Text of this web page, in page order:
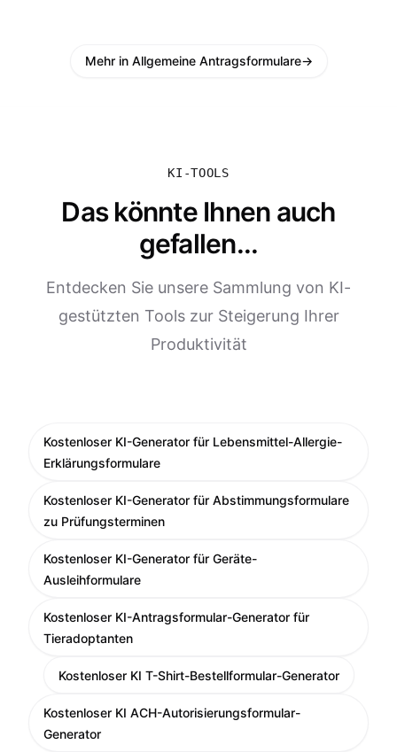
Mehr in Allgemeine Antragsformulare→
KI-TOOLS
Das könnte Ihnen auch
gefallen...
Entdecken Sie unsere Sammlung von KI-
gestützten Tools zur Steigerung Ihrer
Produktivität
Kostenloser KI-Generator für Lebensmittel-Allergie-
Erklärungsformulare
Kostenloser KI-Generator für Abstimmungsformulare
zu Prüfungsterminen
Kostenloser KI-Generator für Geräte-
Ausleihformulare
Kostenloser KI-Antragsformular-Generator für
Tieradoptanten
Kostenloser KI T-Shirt-Bestellformular-Generator
Kostenloser KI ACH-Autorisierungsformular-
Generator